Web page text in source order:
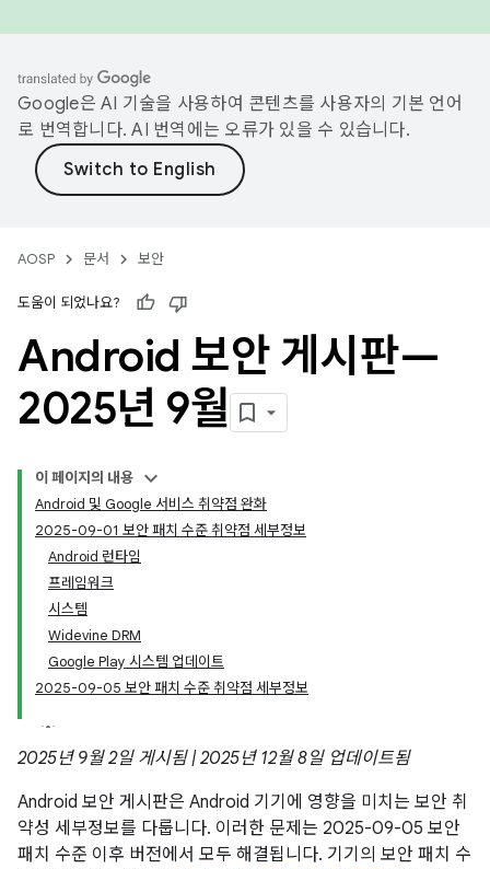
Google은 AI 기술을 사용하여 콘텐츠를 사용자의 기본 언어
로 번역합니다. AI 번역에는 오류가 있을 수 있습니다.
AOSP 문서 보안
도움이 되었나요?
Android 보안 게시판—
2025년 9월
이 페이지의 내용
Android 및 Google 서비스 취약점 완화
2025-09-01 보안 패치 수준 취약점 세부정보
Android 런타임
프레임워크
시스템
Widevine DRM
Google Play 시스템 업데이트
2025-09-05 보안 패치 수준 취약점 세부정보
2025년 9월 2일 게시됨 | 2025년 12월 8일 업데이트됨
Android 보안 게시판은 Android 기기에 영향을 미치는 보안 취
약성 세부정보를 다룹니다. 이러한 문제는 2025-09-05 보안
패치 수준 이후 버전에서 모두 해결됩니다. 기기의 보안 패치 수